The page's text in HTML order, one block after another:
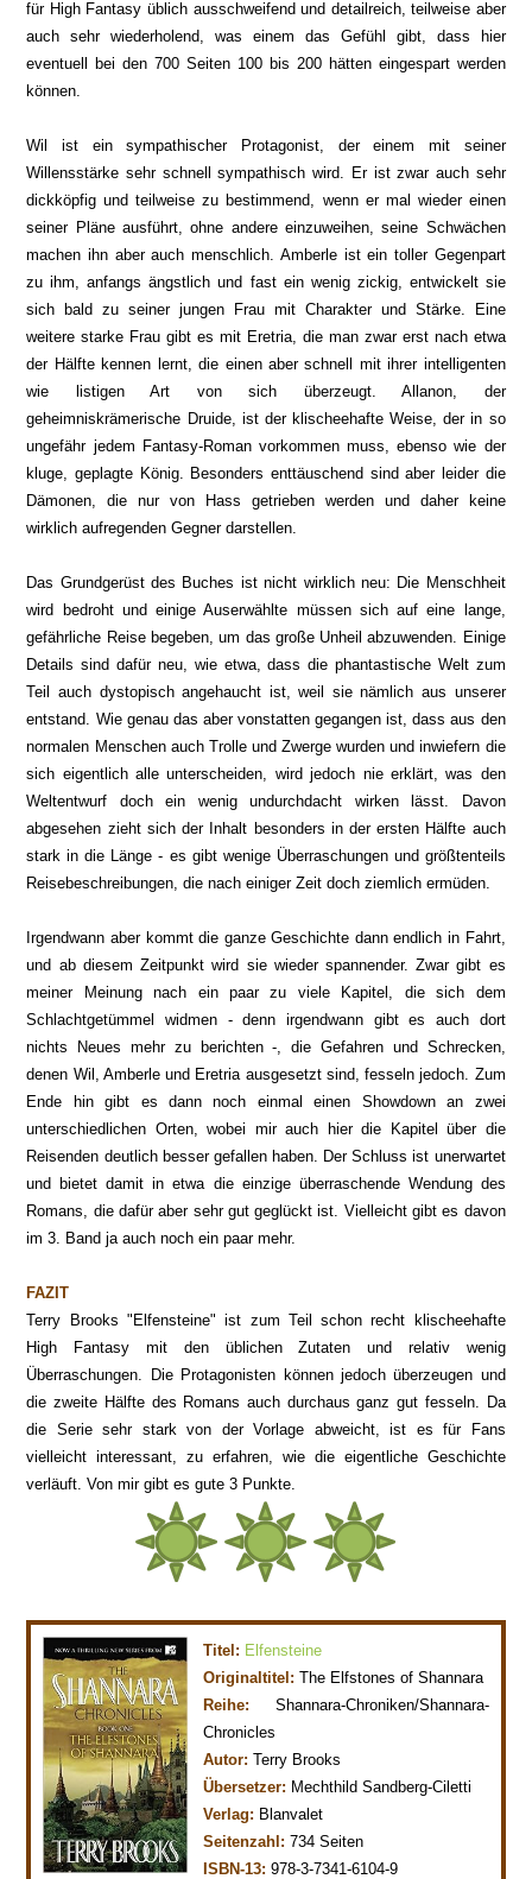
für High Fantasy üblich ausschweifend und detailreich, teilweise aber
auch sehr wiederholend, was einem das Gefühl gibt, dass hier
eventuell bei den 700 Seiten 100 bis 200 hätten eingespart werden
können.
Wil ist ein sympathischer Protagonist, der einem mit seiner
Willensstärke sehr schnell sympathisch wird. Er ist zwar auch sehr
dickköpfig und teilweise zu bestimmend, wenn er mal wieder einen
seiner Pläne ausführt, ohne andere einzuweihen, seine Schwächen
machen ihn aber auch menschlich. Amberle ist ein toller Gegenpart
zu ihm, anfangs ängstlich und fast ein wenig zickig, entwickelt sie
sich bald zu seiner jungen Frau mit Charakter und Stärke. Eine
weitere starke Frau gibt es mit Eretria, die man zwar erst nach etwa
der Hälfte kennen lernt, die einen aber schnell mit ihrer intelligenten
wie listigen Art von sich überzeugt. Allanon, der
geheimniskrämerische Druide, ist der klischeehafte Weise, der in so
ungefähr jedem Fantasy-Roman vorkommen muss, ebenso wie der
kluge, geplagte König. Besonders enttäuschend sind aber leider die
Dämonen, die nur von Hass getrieben werden und daher keine
wirklich aufregenden Gegner darstellen.
Das Grundgerüst des Buches ist nicht wirklich neu: Die Menschheit
wird bedroht und einige Auserwählte müssen sich auf eine lange,
gefährliche Reise begeben, um das große Unheil abzuwenden. Einige
Details sind dafür neu, wie etwa, dass die phantastische Welt zum
Teil auch dystopisch angehaucht ist, weil sie nämlich aus unserer
entstand. Wie genau das aber vonstatten gegangen ist, dass aus den
normalen Menschen auch Trolle und Zwerge wurden und inwiefern die
sich eigentlich alle unterscheiden, wird jedoch nie erklärt, was den
Weltentwurf doch ein wenig undurchdacht wirken lässt. Davon
abgesehen zieht sich der Inhalt besonders in der ersten Hälfte auch
stark in die Länge - es gibt wenige Überraschungen und größtenteils
Reisebeschreibungen, die nach einiger Zeit doch ziemlich ermüden.
Irgendwann aber kommt die ganze Geschichte dann endlich in Fahrt,
und ab diesem Zeitpunkt wird sie wieder spannender. Zwar gibt es
meiner Meinung nach ein paar zu viele Kapitel, die sich dem
Schlachtgetümmel widmen - denn irgendwann gibt es auch dort
nichts Neues mehr zu berichten -, die Gefahren und Schrecken,
denen Wil, Amberle und Eretria ausgesetzt sind, fesseln jedoch. Zum
Ende hin gibt es dann noch einmal einen Showdown an zwei
unterschiedlichen Orten, wobei mir auch hier die Kapitel über die
Reisenden deutlich besser gefallen haben. Der Schluss ist unerwartet
und bietet damit in etwa die einzige überraschende Wendung des
Romans, die dafür aber sehr gut geglückt ist. Vielleicht gibt es davon
im 3. Band ja auch noch ein paar mehr.
FAZIT
Terry Brooks "Elfensteine" ist zum Teil schon recht klischeehafte
High Fantasy mit den üblichen Zutaten und relativ wenig
Überraschungen. Die Protagonisten können jedoch überzeugen und
die zweite Hälfte des Romans auch durchaus ganz gut fesseln. Da
die Serie sehr stark von der Vorlage abweicht, ist es für Fans
vielleicht interessant, zu erfahren, wie die eigentliche Geschichte
verläuft. Von mir gibt es gute 3 Punkte.
Titel: Elfensteine
Originaltitel: The Elfstones of Shannara
Reihe: Shannara-Chroniken/Shannara-
Chronicles
Autor:Terry Brooks
Übersetzer: Mechthild Sandberg-Ciletti
Verlag: Blanvalet
Seitenzahl: 734 Seiten
ISBN-13: 978-3-7341-6104-9